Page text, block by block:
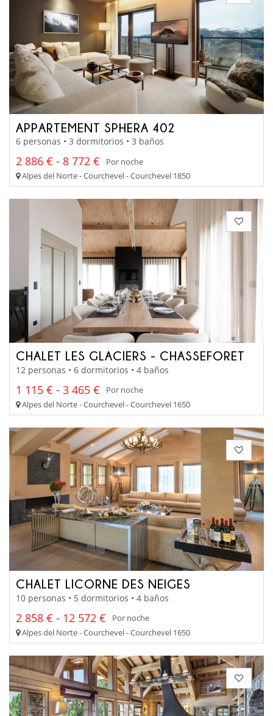
APPARTEMENT SPHERA 402
6 personas • 3 dormitorios • 3 baños
2 886 € - 8 772 €
Por noche
Alpes del Norte - Courchevel - Courchevel 1850
CHALET LES GLACIERS - CHASSEFORET
12 personas • 6 dormitorios • 4 baños
1 115 € - 3 465 €
Por noche
Alpes del Norte - Courchevel - Courchevel 1650
CHALET LICORNE DES NEIGES
10 personas • 5 dormitorios • 4 baños
2 858 € - 12 572 €
Por noche
Alpes del Norte - Courchevel - Courchevel 1650